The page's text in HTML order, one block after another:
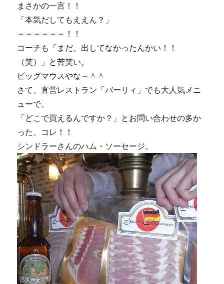
まさかの一言！！
「本気だしてもええん？」
～～～～～～！！
コーチも「まだ、出してなかったんかい！！
（笑）」と苦笑い。
ビッグマウスやな～＾＾
さて、直営レストラン「バーリィ」でも大人気メニ
ューで、
「どこで買えるんですか？」とお問い合わせの多か
った、コレ！！
シンドラーさんのハム・ソーセージ。